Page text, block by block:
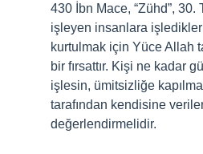
430 İbn Mace, “Zühd”, 30.
işleyen insanlara
kurtulmak için Yüce Allah
bir fırsattır. Kişi ne kadar
işlesin, ümitsizliğe
tarafından kendisine
değerlendirmelidir.